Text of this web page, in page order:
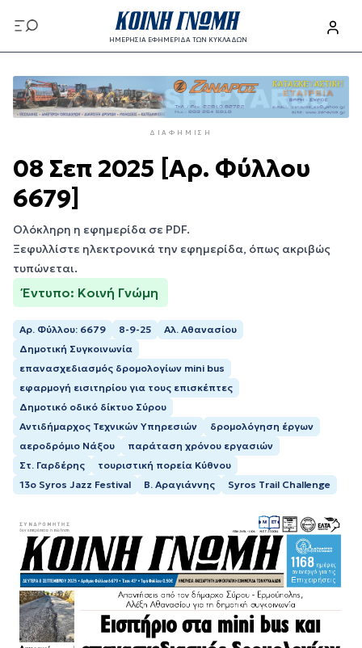
προς
το
περιεχόμενο
ΗΜΕΡΗΣΙΑ ΕΦΗΜΕΡΙΔΑ ΤΩΝ ΚΥΚΛΑΔΩΝ
προς
το
κυρίως
ΔΙΑΦΉΜΙΣΗ
08 Σεπ 2025 [Αρ. Φύλλου
6679]
Ολόκληρη η εφημερίδα σε PDF.
Ξεφυλλίστε ηλεκτρονικά την εφημερίδα, όπως ακριβώς
τυπώνεται.
Έντυπο: Κοινή Γνώμη
Αρ. Φύλλου: 6679 8-9-25
Αλ. Αθανασίου
Δημοτική Συγκοινωνία
επανασχεδιασμός δρομολογίων mini bus
εφαρμογή εισιτηρίου για τους επισκέπτες
Δημοτικό οδικό δίκτυο Σύρου
Αντιδήμαρχος Τεχνικών Υπηρεσιών
δρομολόγηση έργων
αεροδρόμιο Νάξου
παράταση χρόνου εργασιών
Στ. Γαρδέρης
τουριστική πορεία Κύθνου
13ο Syros Jazz Festival
Β. Αραγιάννης Syros Trail Challenge